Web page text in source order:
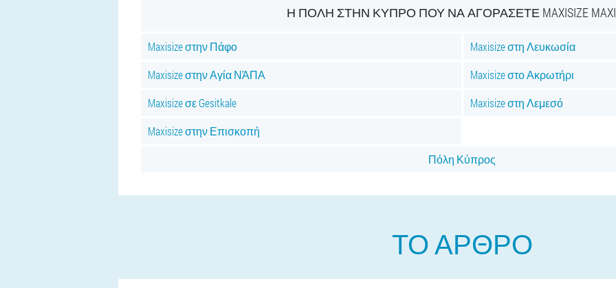
Η ΠΌΛΗ ΣΤΗΝ ΚΎΠΡΟ ΠΟΎ ΝΑ ΑΓΟΡΆΣΕΤΕ MAXISIZE
Maxisize στην Πάφο
Maxisize στη Λευκωσία
Maxisize στην Αγία ΝΆΠΑ
Maxisize στο Ακρωτήρι
Maxisize σε Gesitkale
Maxisize στη Λεμεσό
Maxisize στην Επισκοπή
Πόλη Κύπρος
ΤΟ ΆΡΘΡΟ